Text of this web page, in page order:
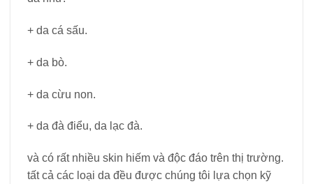
+ da cá sấu.
+ da bò.
+ da cừu non.
+ da đà điểu, da lạc đà.
và có rất nhiều skin hiếm và độc đáo trên thị trường.
tất cả các loại da đều được chúng tôi lựa chọn kỹ